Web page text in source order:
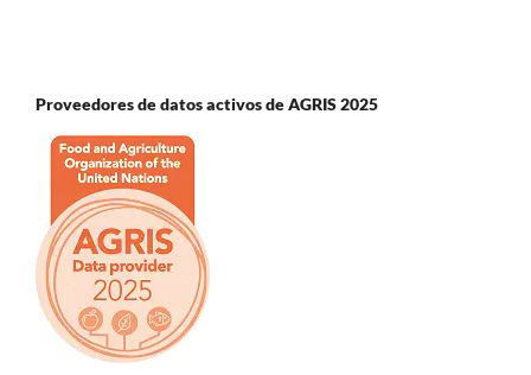
Proveedores de datos activos de AGRIS 2025